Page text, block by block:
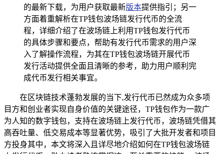
的最新下载，为用户获取最新版本提供指引；另一
方面着重解析在TP钱包波场链发行代币的全流
程，详细介绍了在波场链上利用TP钱包发行代币
的具体步骤和要点，帮助有发行代币需求的用户深
入了解操作流程，为其在TP钱包波场链开展代币
发行活动提供全面且清晰的参考，助力用户顺利完
成代币发行相关事宜。
在区块链技术蓬勃发展的当下,发行代币已然成为众多项
目方和创业者实现自身价值的关键途径，TP钱包作为一款广
为人知的数字钱包，支持在波场链上发行代币，波场链凭借其
高吞吐量、低交易成本等显著优势，吸引了大批开发者和项目
方投身其中，本文将深入且详尽地介绍如何在TP钱包波场链